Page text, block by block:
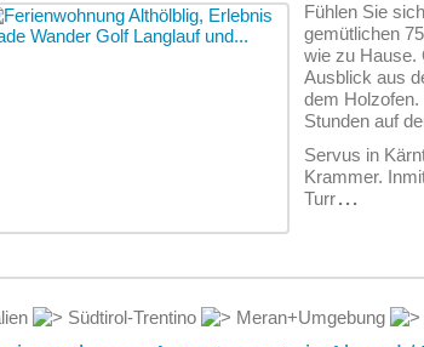
Fühlen Sie
gemütlichen
wie zu Hause.
Ausblick aus
dem Holzofen.
Stunden auf
Servus in
Krammer.
Turr...
Südtirol-Trentino Meran+Umgebung